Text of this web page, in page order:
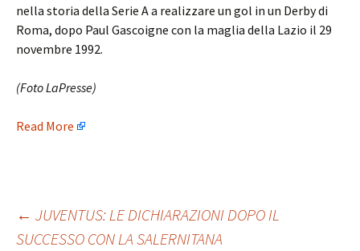
nella storia della Serie A a realizzare un gol in un Derby di
Roma, dopo Paul Gascoigne con la maglia della Lazio il 29
novembre 1992.
(Foto LaPresse)
Read More
Post
← JUVENTUS: LE DICHIARAZIONI DOPO IL
SUCCESSO CON LA SALERNITANA